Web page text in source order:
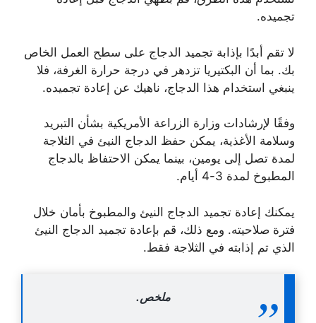
تجميده.
لا تقم أبدًا بإذابة تجميد الدجاج على سطح العمل الخاص
بك. بما أن البكتيريا تزدهر في درجة حرارة الغرفة، فلا
ينبغي استخدام هذا الدجاج، ناهيك عن إعادة تجميده.
وفقًا لإرشادات وزارة الزراعة الأمريكية بشأن التبريد
وسلامة الأغذية، يمكن حفظ الدجاج النيئ في الثلاجة
لمدة تصل إلى يومين، بينما يمكن الاحتفاظ بالدجاج
المطبوخ لمدة 3-4 أيام.
يمكنك إعادة تجميد الدجاج النيئ والمطبوخ بأمان خلال
فترة صلاحيته. ومع ذلك، قم بإعادة تجميد الدجاج النيئ
الذي تم إذابته في الثلاجة فقط.
ملخص.